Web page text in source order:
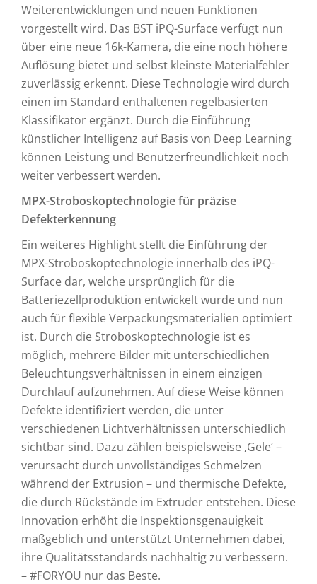
Weiterentwicklungen und neuen Funktionen
vorgestellt wird. Das BST iPQ-Surface verfügt nun
über eine neue 16k-Kamera, die eine noch höhere
Auflösung bietet und selbst kleinste Materialfehler
zuverlässig erkennt. Diese Technologie wird durch
einen im Standard enthaltenen regelbasierten
Klassifikator ergänzt. Durch die Einführung
künstlicher Intelligenz auf Basis von Deep Learning
können Leistung und Benutzerfreundlichkeit noch
weiter verbessert werden.
MPX-Stroboskoptechnologie für präzise
Defekterkennung
Ein weiteres Highlight stellt die Einführung der
MPX-Stroboskoptechnologie innerhalb des iPQ-
Surface dar, welche ursprünglich für die
Batteriezellproduktion entwickelt wurde und nun
auch für flexible Verpackungsmaterialien optimiert
ist. Durch die Stroboskoptechnologie ist es
möglich, mehrere Bilder mit unterschiedlichen
Beleuchtungsverhältnissen in einem einzigen
Durchlauf aufzunehmen. Auf diese Weise können
Defekte identifiziert werden, die unter
verschiedenen Lichtverhältnissen unterschiedlich
sichtbar sind. Dazu zählen beispielsweise ‚Gele‘ –
verursacht durch unvollständiges Schmelzen
während der Extrusion – und thermische Defekte,
die durch Rückstände im Extruder entstehen. Diese
Innovation erhöht die Inspektionsgenauigkeit
maßgeblich und unterstützt Unternehmen dabei,
ihre Qualitätsstandards nachhaltig zu verbessern.
– #FORYOU nur das Beste.